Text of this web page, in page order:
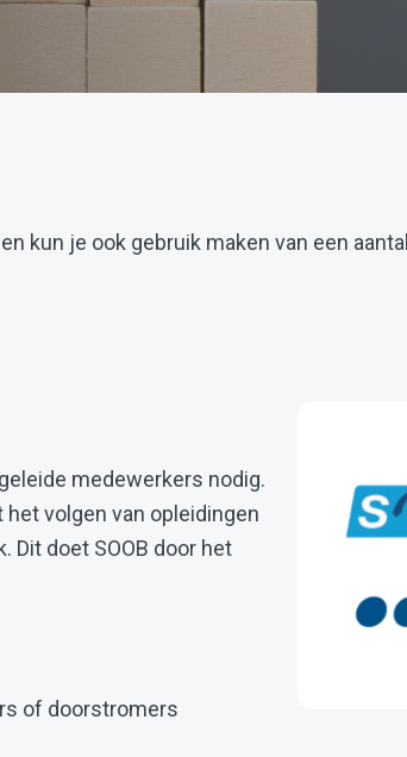
kun je ook gebruik maken van een
medewerkers nodig.
volgen van opleidingen
doet SOOB door het
of doorstromers